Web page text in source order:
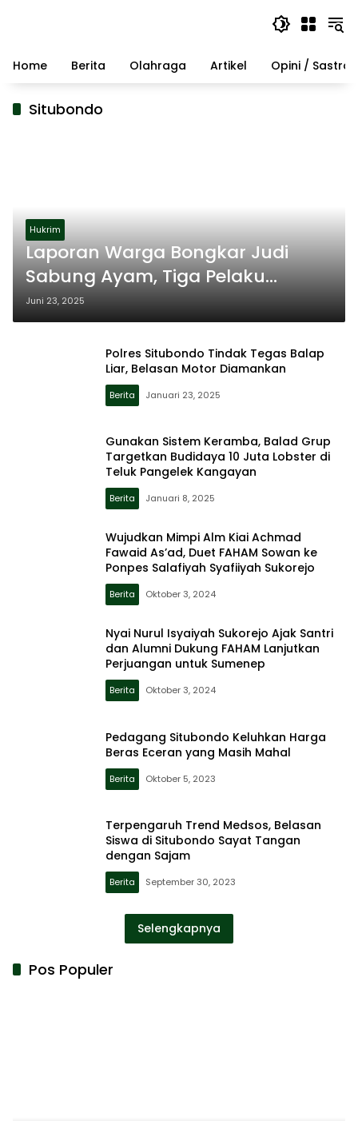
Home
Berita Olahraga Artikel Opini / Sastra
Situbondo
Hukrim
Laporan Warga Bongkar Judi
Sabung Ayam, Tiga Pelaku
Diciduk Polisi Situbondo
Juni 23, 2025
Polres Situbondo Tindak Tegas Balap
Liar, Belasan Motor Diamankan
Berita Januari 23, 2025
Gunakan Sistem Keramba, Balad Grup
Targetkan Budidaya 10 Juta Lobster di
Teluk Pangelek Kangayan
Berita Januari 8, 2025
Wujudkan Mimpi Alm Kiai Achmad
Fawaid As’ad, Duet FAHAM Sowan ke
Ponpes Salafiyah Syafiiyah Sukorejo
Berita Oktober 3, 2024
Nyai Nurul Isyaiyah Sukorejo Ajak Santri
dan Alumni Dukung FAHAM Lanjutkan
Perjuangan untuk Sumenep
Berita Oktober 3, 2024
Pedagang Situbondo Keluhkan Harga
Beras Eceran yang Masih Mahal
Berita Oktober 5, 2023
Terpengaruh Trend Medsos, Belasan
Siswa di Situbondo Sayat Tangan
dengan Sajam
Berita September 30, 2023
Selengkapnya
Pos Populer